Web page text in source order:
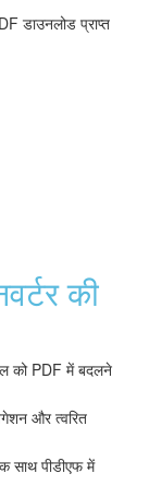
डाउनलोड प्राप्त
की
को PDF में बदलने
और त्वरित
साथ पीडीएफ में